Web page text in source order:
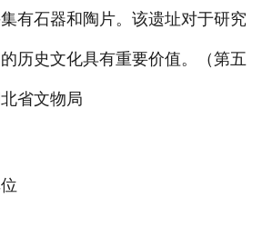
旅游百科
有石器和陶片。该遗址对于研究
历史文化具有重要价值。（第五
省文物局